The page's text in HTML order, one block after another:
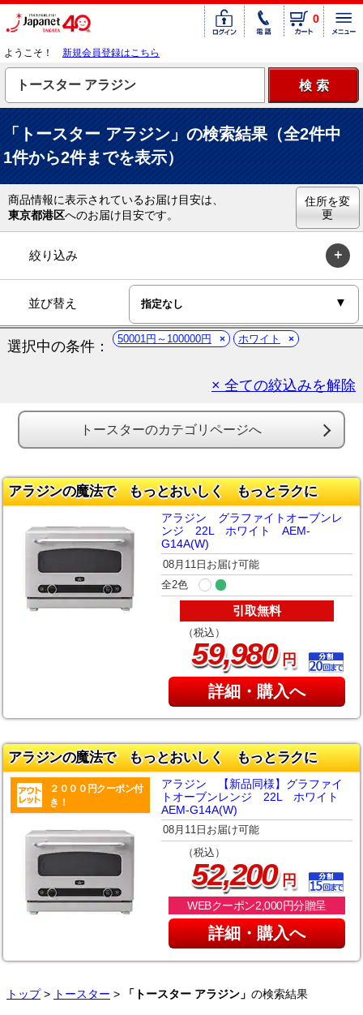
0
ようこそ！ 新規会員登録はこちら
「トースター アラジン」の検索結果（全2件中
1件から2件までを表示）
商品情報に表示されているお届け目安は、
東京都港区へのお届け目安です。
住所を変
更
絞り込み
並び替え
選択中の条件： 50001円～100000円 ホワイト
× 全ての絞込みを解除
トースターのカテゴリページへ
アラジンの魔法で もっとおいしく もっとラクに
アラジン グラファイトオーブンレ
ンジ 22L ホワイト AEM-
G14A(W)
08月11日お届け可能
全2色
引取無料
（税込）
59,980円
詳細・購入へ
アラジンの魔法で もっとおいしく もっとラクに
２０００円クーポン付
き！
アラジン 【新品同様】グラファイ
トオーブンレンジ 22L ホワイト
AEM-G14A(W)
08月11日お届け可能
（税込）
52,200円
WEBクーポン2,000円分贈呈
詳細・購入へ
トップ> トースター > 「トースター アラジン」 の検索結果